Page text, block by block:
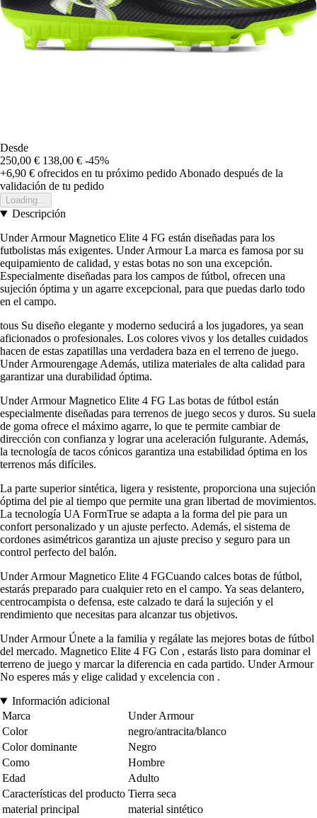
Desde
250,00 € 138,00 € -45%
+6,90 € ofrecidos en tu próximo pedido Abonado después de la
validación de tu pedido
Loading...
Descripción
Under Armour Magnetico Elite 4 FG están diseñadas para los
futbolistas más exigentes. Under Armour La marca es famosa por su
equipamiento de calidad, y estas botas no son una excepción.
Especialmente diseñadas para los campos de fútbol, ofrecen una
sujeción óptima y un agarre excepcional, para que puedas darlo todo
en el campo.
tous Su diseño elegante y moderno seducirá a los jugadores, ya sean
aficionados o profesionales. Los colores vivos y los detalles cuidados
hacen de estas zapatillas una verdadera baza en el terreno de juego.
Under Armourengage Además, utiliza materiales de alta calidad para
garantizar una durabilidad óptima.
Under Armour Magnetico Elite 4 FG Las botas de fútbol están
especialmente diseñadas para terrenos de juego secos y duros. Su suela
de goma ofrece el máximo agarre, lo que te permite cambiar de
dirección con confianza y lograr una aceleración fulgurante. Además,
la tecnología de tacos cónicos garantiza una estabilidad óptima en los
terrenos más difíciles.
La parte superior sintética, ligera y resistente, proporciona una sujeción
óptima del pie al tiempo que permite una gran libertad de movimientos.
La tecnología UA FormTrue se adapta a la forma del pie para un
confort personalizado y un ajuste perfecto. Además, el sistema de
cordones asimétricos garantiza un ajuste preciso y seguro para un
control perfecto del balón.
Under Armour Magnetico Elite 4 FGCuando calces botas de fútbol,
estarás preparado para cualquier reto en el campo. Ya seas delantero,
centrocampista o defensa, este calzado te dará la sujeción y el
rendimiento que necesitas para alcanzar tus objetivos.
Under Armour Únete a la familia y regálate las mejores botas de fútbol
del mercado. Magnetico Elite 4 FG Con , estarás listo para dominar el
terreno de juego y marcar la diferencia en cada partido. Under Armour
No esperes más y elige calidad y excelencia con .
Información adicional
Marca
Under Armour
Color
negro/antracita/blanco
Color dominante
Negro
Como
Hombre
Edad
Adulto
Características del producto Tierra seca
material principal
material sintético